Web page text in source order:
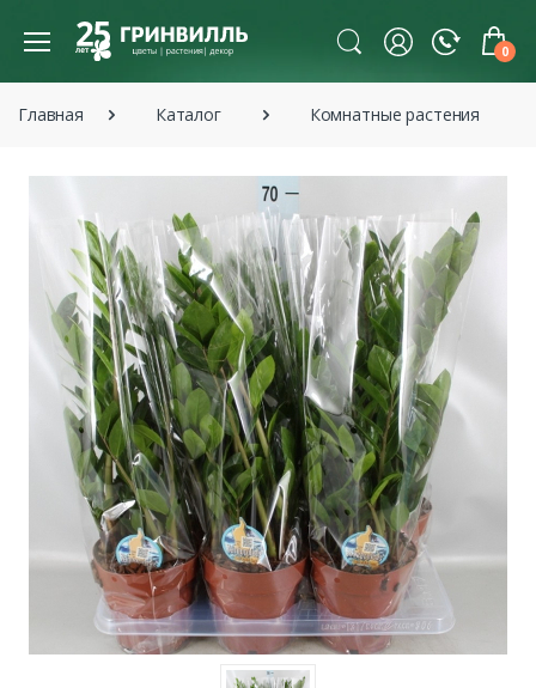
0
Главная Каталог Комнатные растения